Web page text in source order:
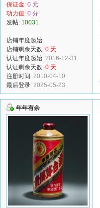
保证金: 0 元
功力值: 0 分
发帖: 10031
店铺年度起始:
店铺剩余天数: 0 天
认证年度起始: 2016-12-31
认证剩余天数: 0 天
注册时间: 2010-04-10
最后登录: 2025-05-23
年年有余